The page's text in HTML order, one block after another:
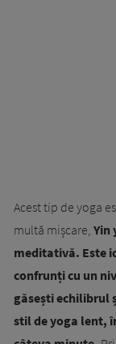
Acest tip de yoga
multă mișcare, Yin
meditativă. Este
confrunți cu un
găsești echilibrul
stil de yoga lent,